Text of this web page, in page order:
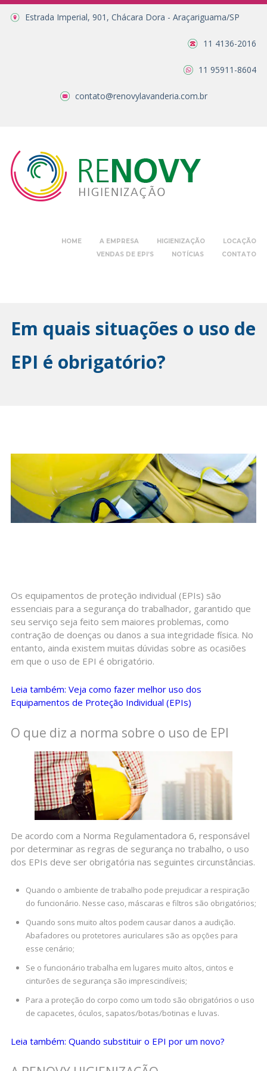
Estrada Imperial, 901, Chácara Dora - Araçariguama/SP
11 4136-2016
11 95911-8604
contato@renovylavanderia.com.br
HOME A EMPRESA HIGIENIZAÇÃO
LOCAÇÃO
VENDAS DE EPI’S
NOTÍCIAS CONTATO
Em quais situações o uso de
EPI é obrigatório?
Os equipamentos de proteção individual (EPIs) são
essenciais para a segurança do trabalhador, garantido que
seu serviço seja feito sem maiores problemas, como
contração de doenças ou danos a sua integridade física. No
entanto, ainda existem muitas dúvidas sobre as ocasiões
em que o uso de EPI é obrigatório.
Leia também: Veja como fazer melhor uso dos
Equipamentos de Proteção Individual (EPIs)
O que diz a norma sobre o uso de EPI
De acordo com a Norma Regulamentadora 6, responsável
por determinar as regras de segurança no trabalho, o uso
dos EPIs deve ser obrigatória nas seguintes circunstâncias.
Quando o ambiente de trabalho pode prejudicar a respiração
do funcionário. Nesse caso, máscaras e filtros são obrigatórios;
Quando sons muito altos podem causar danos a audição.
Abafadores ou protetores auriculares são as opções para
esse cenário;
Se o funcionário trabalha em lugares muito altos, cintos e
cinturões de segurança são imprescindíveis;
Para a proteção do corpo como um todo são obrigatórios o uso
de capacetes, óculos, sapatos/botas/botinas e luvas.
Leia também: Quando substituir o EPI por um novo?